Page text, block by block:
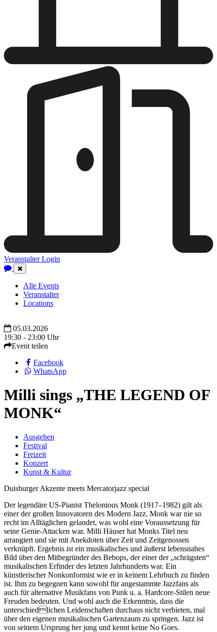
Veranstalter Login
Close
Navigation
Alle Events
Veranstalter
Locations
05.03.2026
19:30 - 23:00 Uhr
Event teilen
Facebook
WhatsApp
Milli sings „THE LEGEND OF
MONK“
Ausgehen
Festival
Freizeit
Konzert
Kunst & Kultur
Duisburger Akzente meets Mercatorjazz special
Der legendäre US-Pianist Thelonious Monk (1917–1982) gilt als
einer der großen Innovatoren des Modern Jazz. Monk war nie so
recht im Alltäglichen gelandet, was wohl eine Voraussetzung für
seine Genie-Attacken war. Milli Häuser hat Monks Titel neu
arrangiert und sie mit Anekdoten über Zeit und Zeitgenossen
verknüpft. Ergebnis ist ein musikalisches und äußerst lebensnahes
Bild über den Mitbegründer des Bebops, der einer der „schrägsten“
musikalischen Erfinder des letzten Jahrhunderts war. Ein
künstlerischer Nonkonformist wie er in keinem Lehrbuch zu finden
ist. Ihm zu begegnen kann sowohl für angestammte Jazzfans als
auch für alternative Musikfans von Punk u. a. Hardcore-Stilen neue
Freuden bedeuten. Und wohl auch die Erkenntnis, dass die
unterschiedlichen Leidenschaften durchaus nicht verbieten, mal
über den eigenen musikalischen Gartenzaum zu springen. Jazz ist
von seinem Ursprung her jung und kennt keine No Goes.